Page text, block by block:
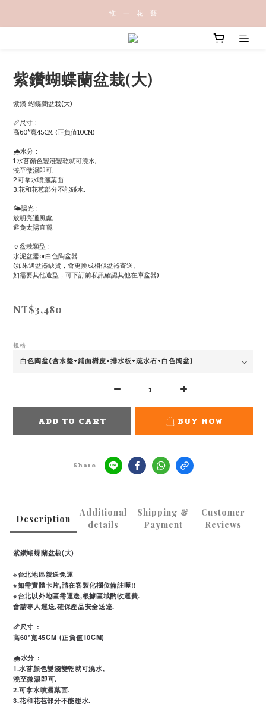
惟   一   花   藝
紫鑽蝴蝶蘭盆栽(大)
紫鑽 蝴蝶蘭盆栽(大)
📏尺寸 :
高60*寬45CM (正負值10CM)
🌧水分 :
1.水苔顏色變淺變乾就可澆水,
澆至微濕即可.
2.可拿水噴灑葉面.
3.花和花苞部分不能碰水.
🌤陽光 :
放明亮通風處,
避免太陽直曬.
🏺盆栽類型 :
水泥盆器or白色陶盆器
(如果遇盆器缺貨，會更換成相似盆器寄送。
如需要其他造型，可下訂前私訊確認其他在庫盆器)
NT$3,480
規格
ADD TO CART BUY NOW
Share
Description
Additional
details
Shipping &
Payment
Customer
Reviews
紫鑽蝴蝶蘭盆栽(大)
※台北地區親送免運
※如需實體卡片,請在客製化欄位備註喔!!
※台北以外地區需運送,根據區域酌收運費.
會請專人運送,確保產品安全送達.
📏尺寸 :
高60*寬45CM (正負值10CM)
🌧水分 :
1.水苔顏色變淺變乾就可澆水,
澆至微濕即可.
2.可拿水噴灑葉面.
3.花和花苞部分不能碰水.